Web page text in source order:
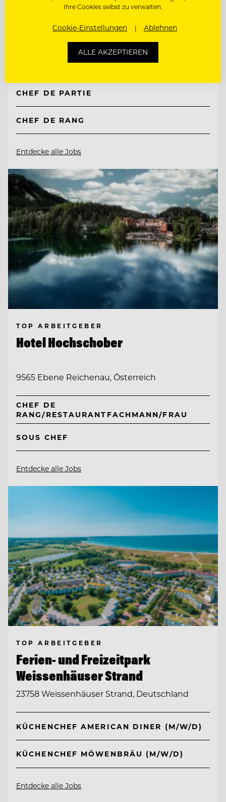
TOP ARBEITGEBER
Natur- & Biohotel Bergzeit
CHEF DE PARTIE
CHEF DE RANG
Entdecke alle Jobs
TOP ARBEITGEBER
Hotel Hochschober
9565 Ebene Reichenau, Österreich
CHEF DE
RANG/RESTAURANTFACHMANN/FRAU
SOUS CHEF
Entdecke alle Jobs
TOP ARBEITGEBER
Ferien- und Freizeitpark
Weissenhäuser Strand
23758 Weissenhäuser Strand, Deutschland
KÜCHENCHEF AMERICAN DINER (M/W/D)
KÜCHENCHEF MÖWENBRÄU (M/W/D)
Entdecke alle Jobs
Ihre Cookies selbst zu verwalten.
Cookie-Einstellungen Ablehnen
ALLE AKZEPTIEREN